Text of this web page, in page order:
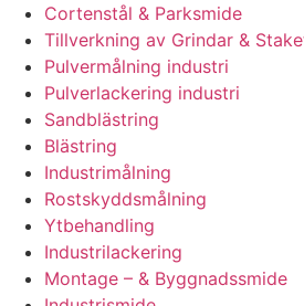
Cortenstål & Parksmide
Tillverkning av Grindar &
Pulvermålning industri
Pulverlackering industri
Sandblästring
Blästring
Industrimålning
Rostskyddsmålning
Ytbehandling
Industrilackering
Montage – & Byggnadssmide